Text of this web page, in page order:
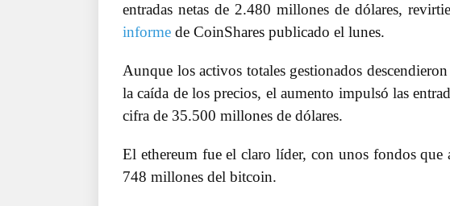
entradas netas de 2.480 millones de dólares,
informe de CoinShares publicado el lunes.
Aunque los activos totales gestionados
la caída de los precios, el aumento impulsó las
cifra de 35.500 millones de dólares.
El ethereum fue el claro líder, con unos fondos
748 millones del bitcoin.